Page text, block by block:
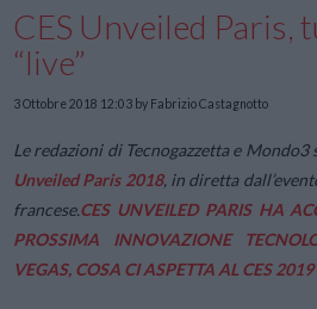
CES Unveiled Paris,
“live”
3 Ottobre 2018 12:03 by Fabrizio Castagnotto
Le redazioni di Tecnogazzetta e Mondo3
Unveiled Paris 2018, in diretta
francese.CES UNVEILED PARIS HA
PROSSIMA INNOVAZIONE
VEGAS, COSA CI ASPETTA AL CES 2019